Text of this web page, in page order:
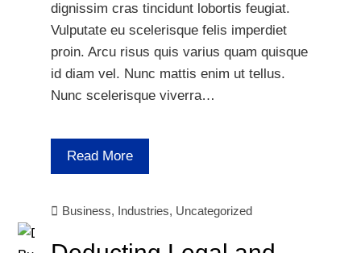
dignissim cras tincidunt lobortis feugiat.
Vulputate eu scelerisque felis imperdiet
proin. Arcu risus quis varius quam quisque
id diam vel. Nunc mattis enim ut tellus.
Nunc scelerisque viverra…
Read More
Business, Industries, Uncategorized